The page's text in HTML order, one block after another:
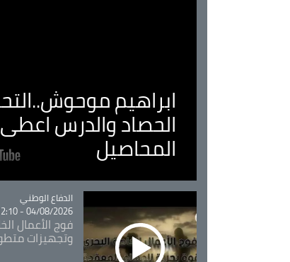
ابراهيم
الحصاد والدرس
المحاصيل
Catégorie
الدفاع الوطني
04/08/2026 - 12:10
فوج الأعمال
وتجهيزات